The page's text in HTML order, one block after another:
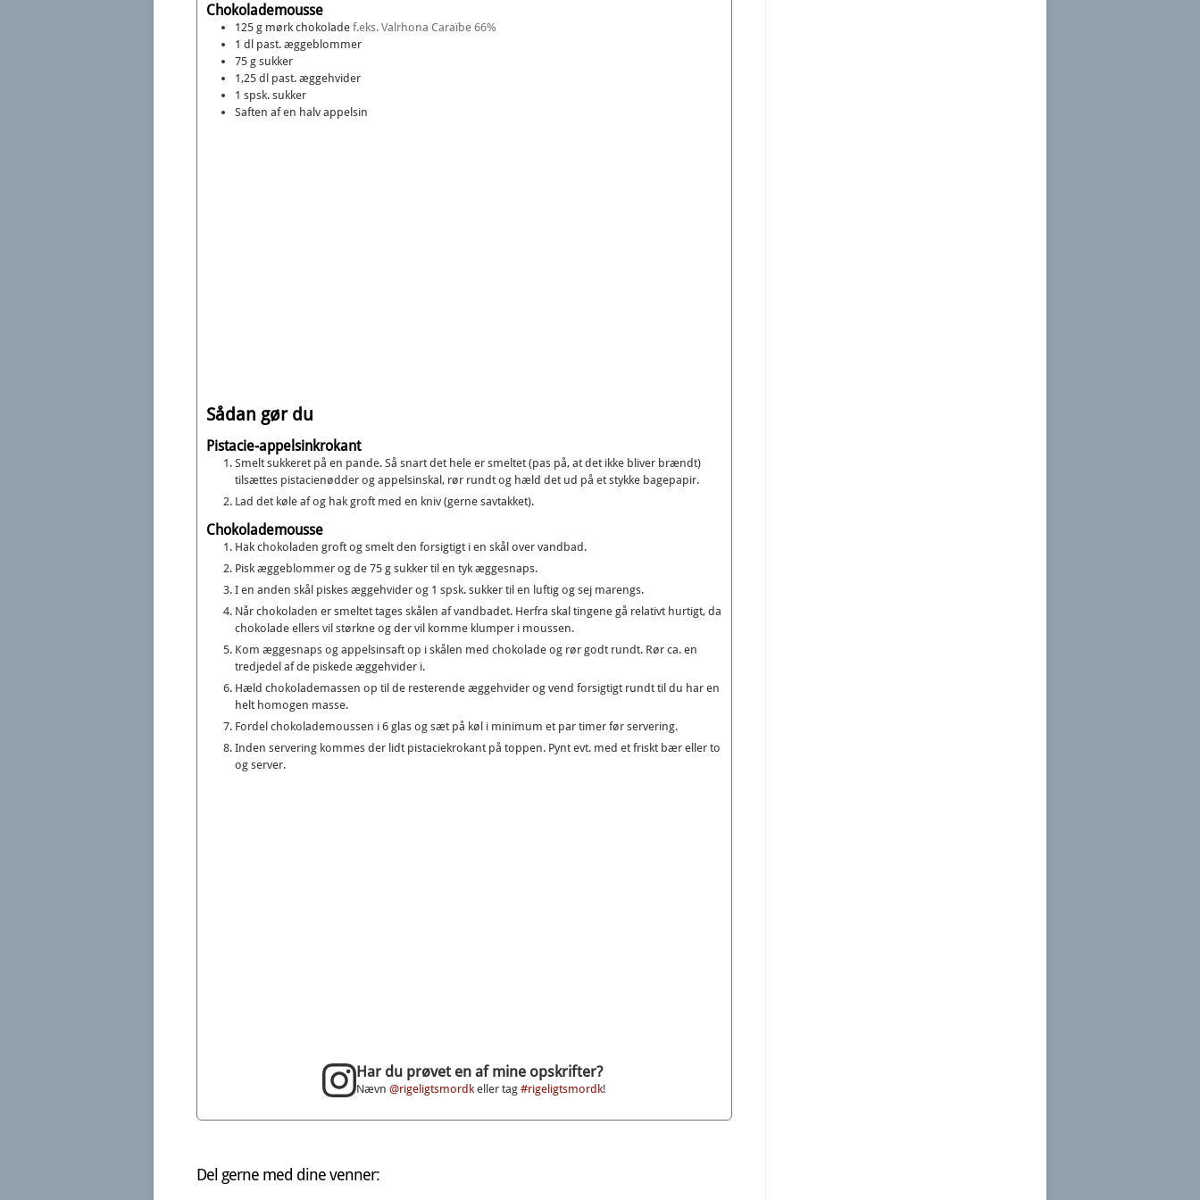
Chokolademousse
125 g mørk chokolade f.eks. Valrhona Caraïbe 66%
1 dl past. æggeblommer
75 g sukker
1,25 dl past. æggehvider
1 spsk. sukker
Saften af en halv appelsin
Sådan gør du
Pistacie-appelsinkrokant
Smelt sukkeret på en pande. Så snart det hele er smeltet (pas på, at det ikke bliver brændt)
tilsættes pistacienødder og appelsinskal, rør rundt og hæld det ud på et stykke bagepapir.
Lad det køle af og hak groft med en kniv (gerne savtakket).
Chokolademousse
Hak chokoladen groft og smelt den forsigtigt i en skål over vandbad.
Pisk æggeblommer og de 75 g sukker til en tyk æggesnaps.
I en anden skål piskes æggehvider og 1 spsk. sukker til en luftig og sej marengs.
Når chokoladen er smeltet tages skålen af vandbadet. Herfra skal tingene gå relativt hurtigt, da
chokolade ellers vil størkne og der vil komme klumper i moussen.
Kom æggesnaps og appelsinsaft op i skålen med chokolade og rør godt rundt. Rør ca. en
tredjedel af de piskede æggehvider i.
Hæld chokolademassen op til de resterende æggehvider og vend forsigtigt rundt til du har en
helt homogen masse.
Fordel chokolademoussen i 6 glas og sæt på køl i minimum et par timer før servering.
Inden servering kommes der lidt pistaciekrokant på toppen. Pynt evt. med et friskt bær eller to
og server.
Har du prøvet en af mine opskrifter?
Nævn @rigeligtsmordkeller tag #rigeligtsmordk!
Del gerne med dine venner: